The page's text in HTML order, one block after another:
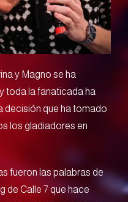
y Magno se ha
toda la fanaticada ha
que ha tomado
los gladiadores en
fueron las palabras de
de Calle 7 que hace